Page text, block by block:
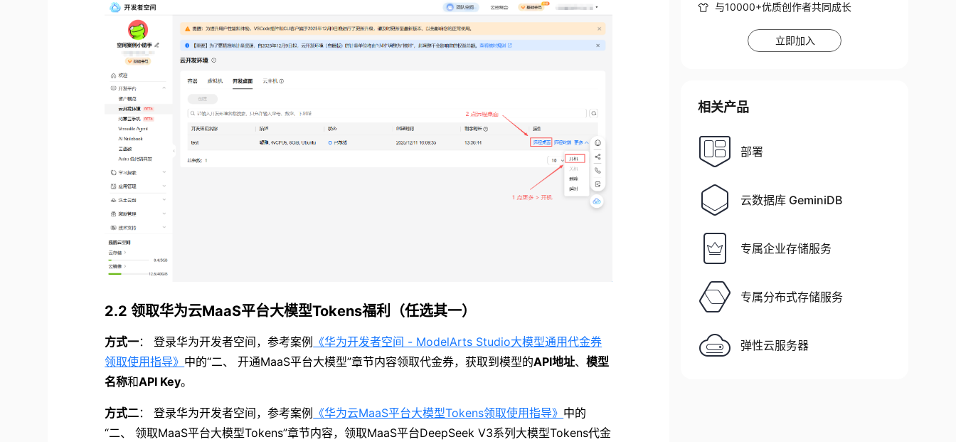
2.2 领取华为云MaaS平台大模型Tokens福利（任选其一）
方式一： 登录华为开发者空间，参考案例 《华为开发者空间 - ModelArts Studio大模型通用代金券
领取使用指导》 中的“二、 开通MaaS平台大模型”章节内容领取代金券，获取到模型的API地址、模型
名称和API Key。
方式二： 登录华为开发者空间，参考案例 《华为云MaaS平台大模型Tokens领取使用指导》 中的
“二、 领取MaaS平台大模型Tokens”章节内容，领取MaaS平台DeepSeek V3系列大模型Tokens代金
与10000+优质创作者共同成长
立即加入
相关产品
部署
云数据库 GeminiDB
专属企业存储服务
专属分布式存储服务
弹性云服务器